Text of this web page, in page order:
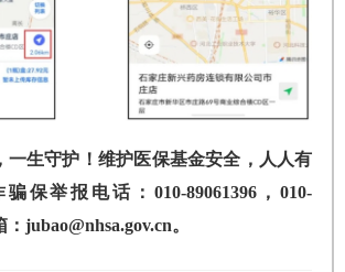
一生守护！维护医保基金安全，人人有
保举报电话：010-89061396，010-
jubao@nhsa.gov.cn。